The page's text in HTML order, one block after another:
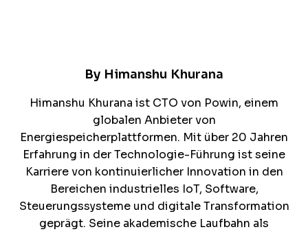
By Himanshu Khurana
Himanshu Khurana ist CTO von Powin, einem
globalen Anbieter von
Energiespeicherplattformen. Mit über 20 Jahren
Erfahrung in der Technologie-Führung ist seine
Karriere von kontinuierlicher Innovation in den
Bereichen industrielles IoT, Software,
Steuerungssysteme und digitale Transformation
geprägt. Seine akademische Laufbahn als